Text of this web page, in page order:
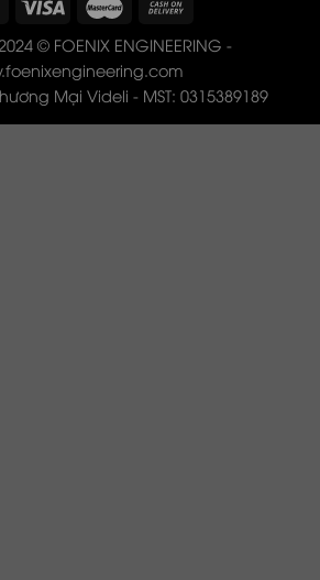
© FOENIX ENGINEERING -
Mại Videli - MST: 0315389189